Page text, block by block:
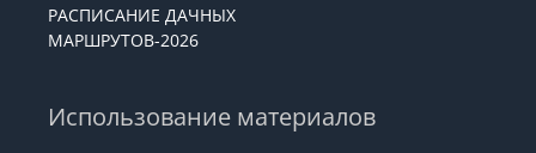
РАСПИСАНИЕ ДАЧНЫХ
МАРШРУТОВ-2026
Использование материалов